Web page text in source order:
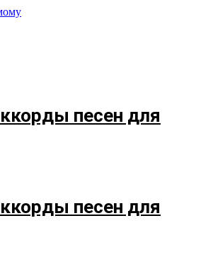
песен для
песен для